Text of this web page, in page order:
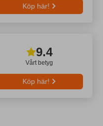
Köp här!
Vårt betyg
9.4
Köp här!